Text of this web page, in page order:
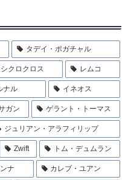
タデイ・ポガチャル
シクロクロス レムコ
ナル イネオス
ガン ゲラント・トーマス
ジュリアン・アラフィリップ
Zwift トム・デュムラン
ナ カレブ・ユアン